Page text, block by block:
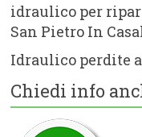
idraulico per
San Pietro In
Idraulico perdite
Chiedi info